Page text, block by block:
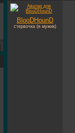
BlooDHounD
стервочка (я мужик)